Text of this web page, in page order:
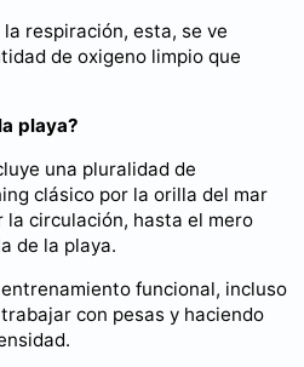
respiración, esta, se ve
de oxigeno limpio que
playa?
una pluralidad de
clásico por la orilla del mar
circulación, hasta el mero
de la playa.
funcional, incluso
con pesas y haciendo